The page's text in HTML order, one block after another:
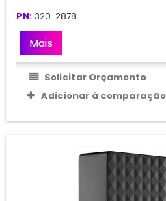
PN: 320-2878
Mais
Solicitar Orçamento
Adicionar à comparação